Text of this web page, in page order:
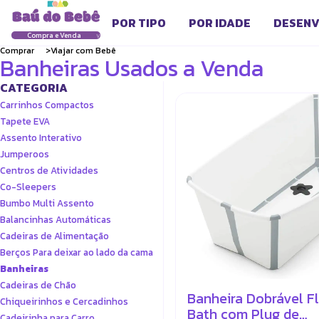
Compra e Venda v
POR TIPO POR IDADE
Comprar Viajar com Bebê
Banheiras Usados a Venda
CATEGORIA
Carrinhos Compactos
Tapete EVA
Assento Interativo
Jumperoos
Centros de Atividades
Co-Sleepers
Bumbo Multi Assento
Balancinhas Automáticas
Cadeiras de Alimentação
Berços Para deixar ao lado da cama
Banheiras
Cadeiras de Chão
Chiqueirinhos e Cercadinhos
Banheira Dobrável
Bath com Plug de